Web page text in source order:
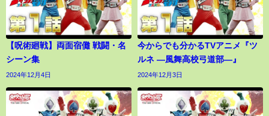
【呪術廻戦】両面宿儺 戦闘・名
シーン集
2024年12月4日
今からでも分かるTVアニメ『ツ
ルネ ―風舞高校弓道部―』
2024年12月3日